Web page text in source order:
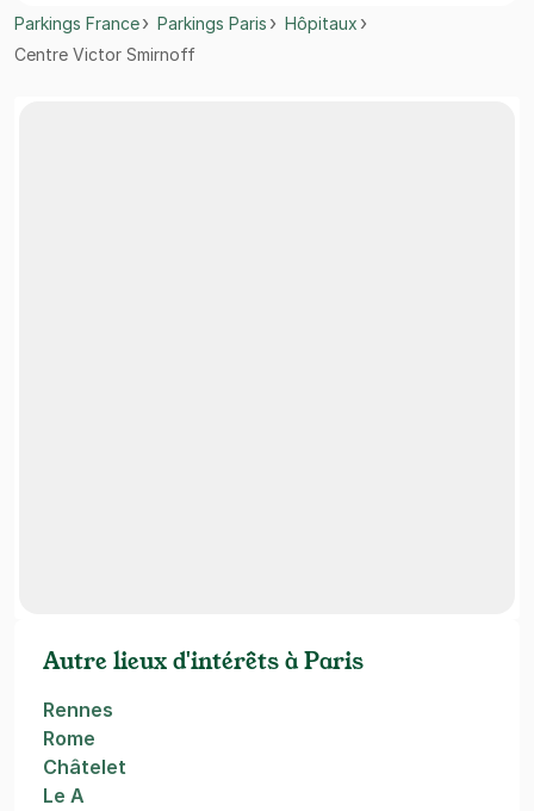
Parkings France Parkings Paris
Hôpitaux
Centre Victor Smirnoff
Autre lieux d'intérêts à Paris
Rennes
Rome
Châtelet
Le A